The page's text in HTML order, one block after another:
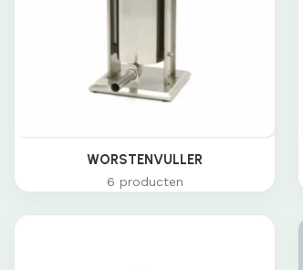
WORSTENVULLER
6 producten